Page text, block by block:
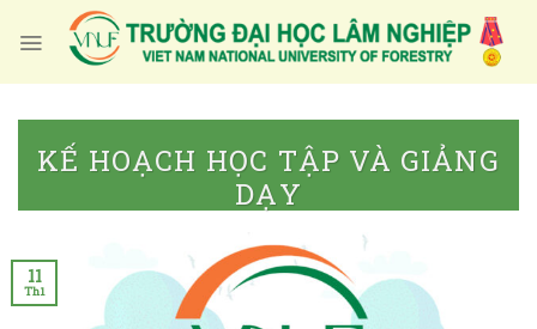
KẾ HOẠCH HỌC TẬP VÀ GIẢNG
DẠY
11
Th1